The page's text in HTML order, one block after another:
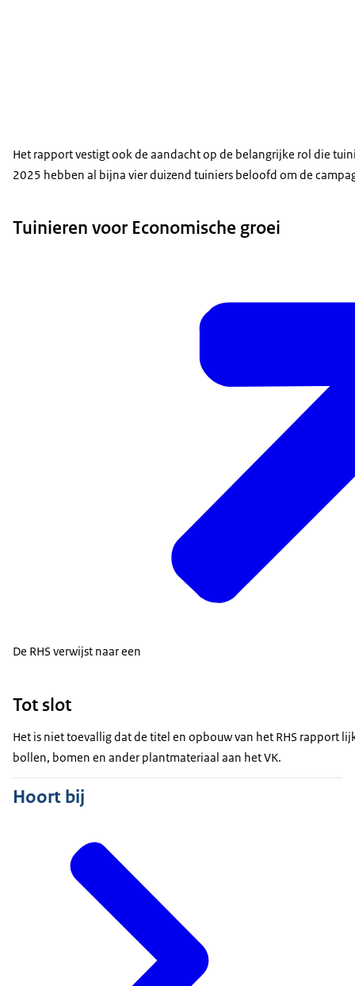
Het rapport vestigt ook de aandacht op de belangrijke rol die
2025 hebben al bijna vier duizend tuiniers beloofd om de
Tuinieren voor Economische groei
De RHS verwijst naar een
Tot slot
Het is niet toevallig dat de titel en opbouw van het RHS rapport
bollen, bomen en ander plantmateriaal aan het VK.
Hoort bij